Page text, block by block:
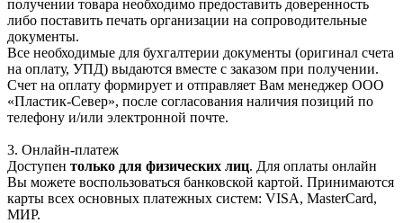
получении товара необходимо предоставить доверенность
либо поставить печать организации на сопроводительные
документы.
Все необходимые для бухгалтерии документы (оригинал счета
на оплату, УПД) выдаются вместе с заказом при получении.
Счет на оплату формирует и отправляет Вам менеджер ООО
«Пластик-Север», после согласования наличия позиций по
телефону и/или электронной почте.
3. Онлайн-платеж
Доступен только для физических лиц. Для оплаты онлайн
Вы можете воспользоваться банковской картой. Принимаются
карты всех основных платежных систем: VISA, MasterCard,
МИР.